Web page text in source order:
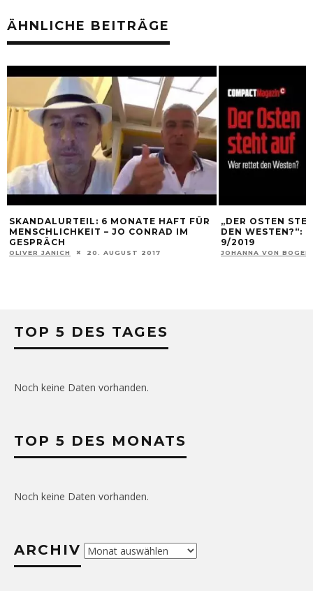
ÄHNLICHE BEITRÄGE
SKANDALURTEIL: 6 MONATE HAFT FÜR
MENSCHLICHKEIT – JO CONRAD IM
GESPRÄCH
OLIVER JANICH 20. AUGUST 2017
„DER OSTEN
DEN WESTEN?“:
9/2019
JOHANNA VON BOGEN
TOP 5 DES TAGES
Noch keine Daten vorhanden.
TOP 5 DES MONATS
Noch keine Daten vorhanden.
ARCHIV Archiv